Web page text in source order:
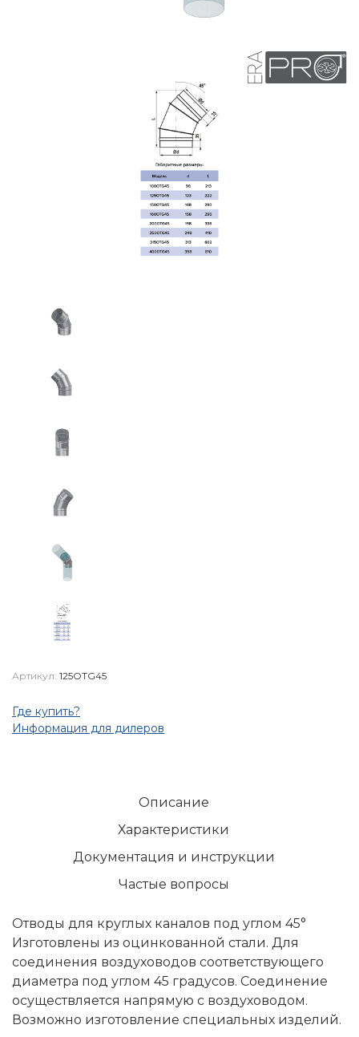
Артикул: 125OTG45
Где купить?
Информация для дилеров
Описание
Характеристики
Документация и инструкции
Частые вопросы
Отводы для круглых каналов под углом 45°
Изготовлены из оцинкованной стали. Для
соединения воздуховодов соответствующего
диаметра под углом 45 градусов. Соединение
осуществляется напрямую с воздуховодом.
Возможно изготовление специальных изделий.